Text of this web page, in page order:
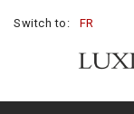
Switch to: FR